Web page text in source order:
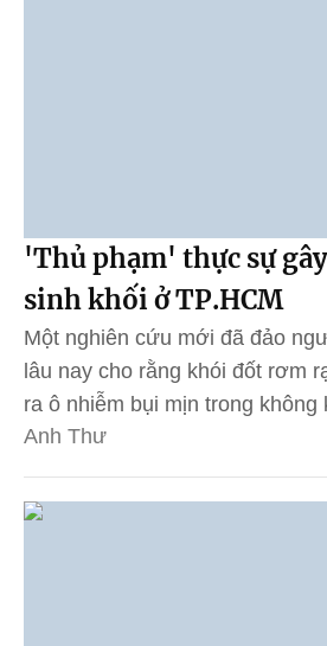
'Thủ phạm' thực sự
sinh khối ở TP.HCM
Một nghiên cứu mới đã đảo
lâu nay cho rằng khói đốt rơm
ra ô nhiễm bụi mịn trong không
Anh Thư